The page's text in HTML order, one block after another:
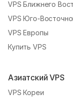
VPS Ближнего
VPS Юго-
VPS Европы
Купить VPS
Азиатский VPS
VPS Кореи